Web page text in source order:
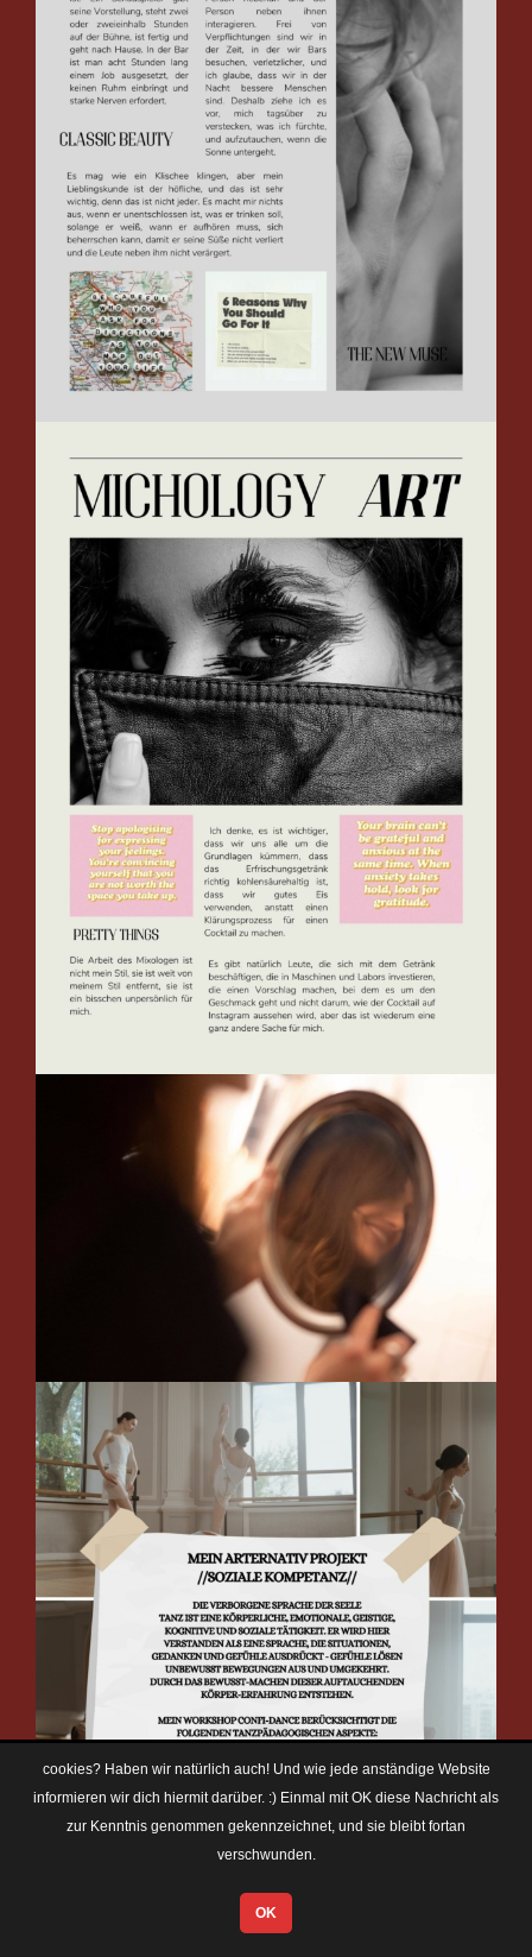
cookies? Haben wir natürlich auch! Und wie jede anständige Website
informieren wir dich hiermit darüber. :) Einmal mit OK diese Nachricht als
zur Kenntnis genommen gekennzeichnet, und sie bleibt fortan
verschwunden.
OK